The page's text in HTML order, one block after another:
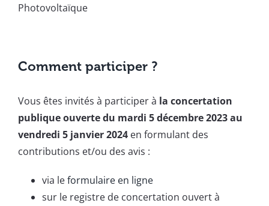
Photovoltaïque
Comment participer ?
Vous êtes invités à participer à la concertation
publique ouverte du mardi 5 décembre 2023 au
vendredi 5 janvier 2024 en formulant des
contributions et/ou des avis :
via leformulaire en ligne
sur le registre de concertation ouvert à